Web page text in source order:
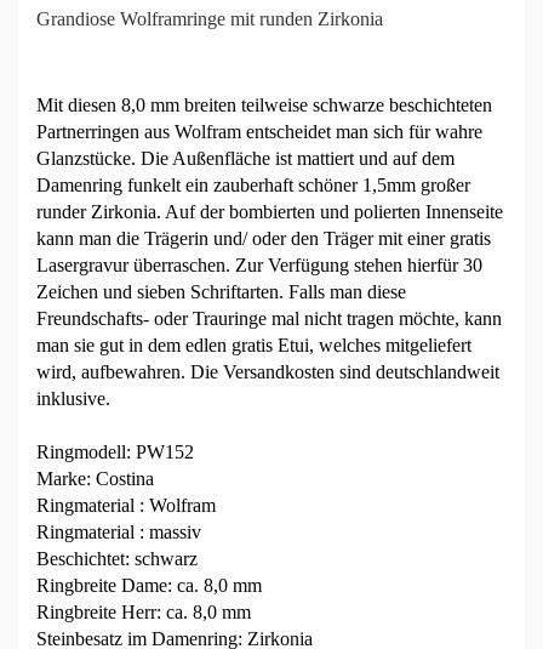
Grandiose Wolframringe mit runden Zirkonia
Mit diesen 8,0 mm breiten teilweise schwarze beschichteten
Partnerringen aus Wolfram entscheidet man sich für wahre
Glanzstücke. Die Außenfläche ist mattiert und auf dem
Damenring funkelt ein zauberhaft schöner 1,5mm großer
runder Zirkonia. Auf der bombierten und polierten Innenseite
kann man die Trägerin und/ oder den Träger mit einer gratis
Lasergravur überraschen. Zur Verfügung stehen hierfür 30
Zeichen und sieben Schriftarten. Falls man diese
Freundschafts- oder Trauringe mal nicht tragen möchte, kann
man sie gut in dem edlen gratis Etui, welches mitgeliefert
wird, aufbewahren. Die Versandkosten sind deutschlandweit
inklusive.
Ringmodell: PW152
Marke: Costina
Ringmaterial : Wolfram
Ringmaterial : massiv
Beschichtet: schwarz
Ringbreite Dame: ca. 8,0 mm
Ringbreite Herr: ca. 8,0 mm
Steinbesatz im Damenring: Zirkonia